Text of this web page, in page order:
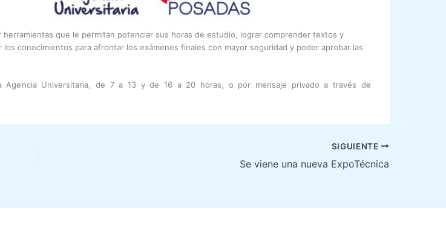
que le permitan potenciar sus horas de estudio, lograr comprender textos y
conocimientos para afrontar los exámenes finales con mayor seguridad y poder aprobar las
Universitaria, de 7 a 13 y de 16 a 20 horas, o por mensaje privado a través de
SIGUIENTE
Se viene una nueva ExpoTécnica